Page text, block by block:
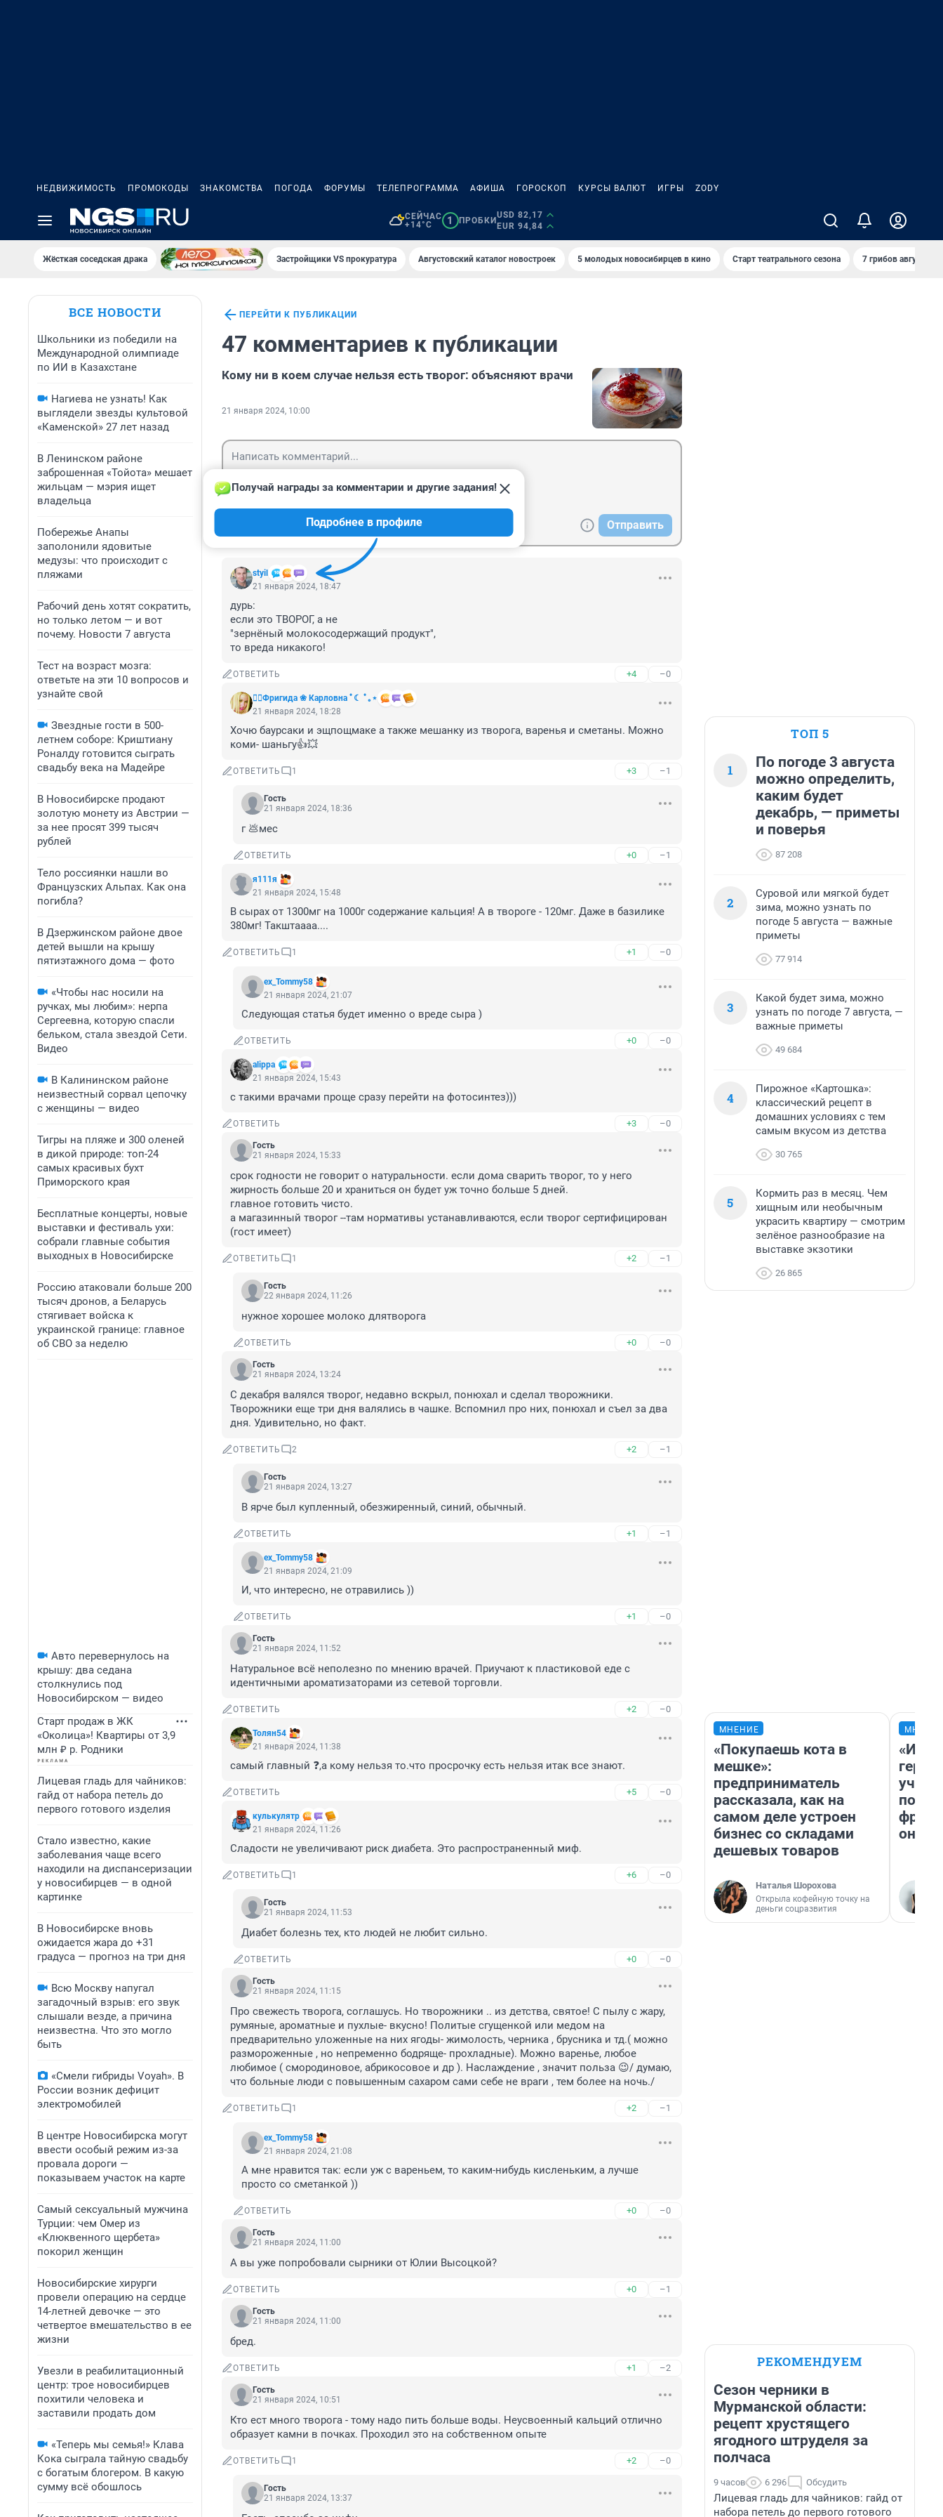
НЕДВИЖИМОСТЬ ПРОМОКОДЫ ЗНАКОМСТВА ПОГОДА ФОРУМЫ ТЕЛЕПРОГРАММА АФИША ГОРОСКОП КУРСЫ ВАЛЮТ ИГРЫ ZODY
СЕЙЧАС
+14°C
1 ПРОБКИ
USD 82,17
EUR 94,84
Жёсткая соседская драка Застройщики VS прокуратура Августовский каталог новостроек 5 молодых новосибирцев в кино Старт театрального сезона 7 грибов августа
ВСЕ НОВОСТИ
Школьники из победили на
Международной олимпиаде
по ИИ в Казахстане
Нагиева не узнать! Как
выглядели звезды культовой
«Каменской» 27 лет назад
В Ленинском районе
заброшенная «Тойота» мешает
жильцам — мэрия ищет
владельца
Побережье Анапы
заполонили ядовитые
медузы: что происходит с
пляжами
Рабочий день хотят сократить,
но только летом — и вот
почему. Новости 7 августа
Тест на возраст мозга:
ответьте на эти 10 вопросов и
узнайте свой
Звездные гости в 500-
летнем соборе: Криштиану
Роналду готовится сыграть
свадьбу века на Мадейре
В Новосибирске продают
золотую монету из Австрии —
за нее просят 399 тысяч
рублей
Тело россиянки нашли во
Французских Альпах. Как она
погибла?
В Дзержинском районе двое
детей вышли на крышу
пятиэтажного дома — фото
«Чтобы нас носили на
ручках, мы любим»: нерпа
Сергеевна, которую спасли
бельком, стала звездой Сети.
Видео
В Калининском районе
неизвестный сорвал цепочку
с женщины — видео
Тигры на пляже и 300 оленей
в дикой природе: топ-24
самых красивых бухт
Приморского края
Бесплатные концерты, новые
выставки и фестиваль ухи:
собрали главные события
выходных в Новосибирске
Россию атаковали больше 200
тысяч дронов, а Беларусь
стягивает войска к
украинской границе: главное
об СВО за неделю
Авто перевернулось на
крышу: два седана
столкнулись под
Новосибирском — видео
Старт продаж в ЖК
«Околица»! Квартиры от 3,9
млн ₽ р. Родники
Лицевая гладь для чайников:
гайд от набора петель до
первого готового изделия
Стало известно, какие
заболевания чаще всего
находили на диспансеризации
у новосибирцев — в одной
картинке
В Новосибирске вновь
ожидается жара до +31
градуса — прогноз на три дня
Всю Москву напугал
загадочный взрыв: его звук
слышали везде, а причина
неизвестна. Что это могло
быть
«Смели гибриды Voyah». В
России возник дефицит
электромобилей
В центре Новосибирска могут
ввести особый режим из-за
провала дороги —
показываем участок на карте
Самый сексуальный мужчина
Турции: чем Омер из
«Клюквенного щербета»
покорил женщин
Новосибирские хирурги
провели операцию на сердце
14-летней девочке — это
четвертое вмешательство в ее
жизни
Увезли в реабилитационный
центр: трое новосибирцев
похитили человека и
заставили продать дом
«Теперь мы семья!» Клава
Кока сыграла тайную свадьбу
с богатым блогером. В какую
сумму всё обошлось
ПЕРЕЙТИ К ПУБЛИКАЦИИ
47 комментариев к публикации
Кому ни в коем случае нельзя есть творог: объясняют врачи
21 января 2024, 10:00
Отправить
styil
Получай награды за комментарии и другие задания!
Подробнее в профиле
21 января 2024, 18:47
дурь:
если это ТВОРОГ, а не
"зернёный молокосодержащий продукт",
то вреда никакого!
ОТВЕТИТЬ +4 –0
❤️‍🔥Фригида ❀ Карловна ﾟ☾ ﾟ｡⋆
21 января 2024, 18:28
Хочю баурсаки и эщпощмаке а также мешанку из творога, варенья и сметаны. Можно
коми- шаньгу👍💥
ОТВЕТИТЬ 1 +3 –1
Гость
21 января 2024, 18:36
г 💩мес
ОТВЕТИТЬ +0 –1
я111я
21 января 2024, 15:48
В сырах от 1300мг на 1000г содержание кальция! А в твороге - 120мг. Даже в базилике
380мг! Такштаааа....
ОТВЕТИТЬ 1 +1 –0
ex_Tommy58
21 января 2024, 21:07
Следующая статья будет именно о вреде сыра )
ОТВЕТИТЬ +0 –0
alippa
21 января 2024, 15:43
с такими врачами проще сразу перейти на фотосинтез)))
ОТВЕТИТЬ +3 –0
Гость
21 января 2024, 15:33
срок годности не говорит о натуральности. если дома сварить творог, то у него
жирность больше 20 и храниться он будет уж точно больше 5 дней.
главное готовить чисто.
а магазинный творог --там нормативы устанавливаются, если творог сертифицирован
(гост имеет)
ОТВЕТИТЬ 1 +2 –1
Гость
22 января 2024, 11:26
нужное хорошее молоко длятворога
ОТВЕТИТЬ +0 –0
Гость
21 января 2024, 13:24
С декабря валялся творог, недавно вскрыл, понюхал и сделал творожники.
Творожники еще три дня валялись в чашке. Вспомнил про них, понюхал и съел за два
дня. Удивительно, но факт.
ОТВЕТИТЬ 2 +2 –1
Гость
21 января 2024, 13:27
В ярче был купленный, обезжиренный, синий, обычный.
ОТВЕТИТЬ +1 –1
ex_Tommy58
21 января 2024, 21:09
И, что интересно, не отравились ))
ОТВЕТИТЬ +1 –0
Гость
21 января 2024, 11:52
Натуральное всё неполезно по мнению врачей. Приучают к пластиковой еде с
идентичными ароматизаторами из сетевой торговли.
ОТВЕТИТЬ +2 –0
Толян54
21 января 2024, 11:38
самый главный ❓,а кому нельзя то.что просрочку есть нельзя итак все знают.
ОТВЕТИТЬ +5 –0
кулькулятр
21 января 2024, 11:26
Сладости не увеличивают риск диабета. Это распространенный миф.
ОТВЕТИТЬ 1 +6 –0
Гость
21 января 2024, 11:53
Диабет болезнь тех, кто людей не любит сильно.
ОТВЕТИТЬ +0 –0
Гость
21 января 2024, 11:15
Про свежесть творога, соглашусь. Но творожники .. из детства, святое! С пылу с жару,
румяные, ароматные и пухлые- вкусно! Политые сгущенкой или медом на
предварительно уложенные на них ягоды- жимолость, черника , брусника и тд.( можно
размороженные , но непременно бодряще- прохладные). Можно варенье, любое
любимое ( смородиновое, абрикосовое и др ). Наслаждение , значит польза 😉/ думаю,
что больные люди с повышенным сахаром сами себе не враги , тем более на ночь./
ОТВЕТИТЬ 1 +2 –1
ex_Tommy58
21 января 2024, 21:08
А мне нравится так: если уж с вареньем, то каким-нибудь кисленьким, а лучше
просто со сметанкой ))
ОТВЕТИТЬ +0 –0
Гость
21 января 2024, 11:00
А вы уже попробовали сырники от Юлии Высоцкой?
ОТВЕТИТЬ +0 –1
Гость
21 января 2024, 11:00
бред.
ОТВЕТИТЬ +1 –2
Гость
21 января 2024, 10:51
Кто ест много творога - тому надо пить больше воды. Неусвоенный кальций отлично
образует камни в почках. Проходил это на собственном опыте
ОТВЕТИТЬ 1 +2 –0
Гость
21 января 2024, 13:37
ТОП 5
1
По погоде 3 августа
можно определить,
каким будет
декабрь, — приметы
и поверья
87 208
2
Суровой или мягкой будет
зима, можно узнать по
погоде 5 августа — важные
приметы
77 914
3
Какой будет зима, можно
узнать по погоде 7 августа, —
важные приметы
49 684
4
Пирожное «Картошка»:
классический рецепт в
домашних условиях с тем
самым вкусом из детства
30 765
5
Кормить раз в месяц. Чем
хищным или необычным
украсить квартиру — смотрим
зелёное разнообразие на
выставке экзотики
26 865
МНЕНИЕ
«Покупаешь кота в
мешке»:
предприниматель
рассказала, как на
самом деле устроен
бизнес со складами
дешевых товаров
Наталья Шорохова
Открыла кофейную точку на
деньги соцразвития
учит
она
РЕКОМЕНДУЕМ
Сезон черники в
Мурманской области:
рецепт хрустящего
ягодного штруделя за
полчаса
9 часов 6 296 Обсудить
Лицевая гладь для чайников: гайд от
набора петель до первого готового